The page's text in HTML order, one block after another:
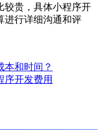
较贵，具体小程序开
进行详细沟通和评
本和时间？
序开发费用